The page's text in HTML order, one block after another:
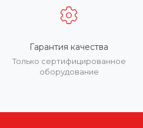
Гарантия качества
Только сертифицированное
оборудование